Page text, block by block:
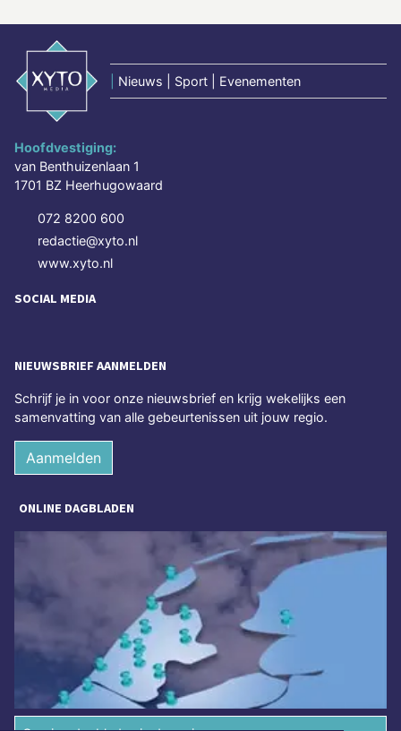
Nieuws | Sport | Evenementen
Hoofdvestiging:
van Benthuizenlaan 1
1701 BZ Heerhugowaard
072 8200 600
redactie@xyto.nl
www.xyto.nl
SOCIAL MEDIA
NIEUWSBRIEF AANMELDEN
Schrijf je in voor onze nieuwsbrief en krijg wekelijks een
samenvatting van alle gebeurtenissen uit jouw regio.
Aanmelden
ONLINE DAGBLADEN